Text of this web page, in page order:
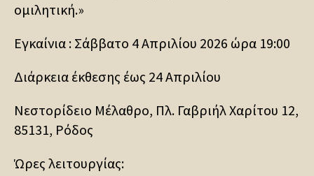
ομιλητική.»
Εγκαίνια : Σάββατο 4 Απριλίου 2026 ώρα 19:00
Διάρκεια έκθεσης έως 24 Απριλίου
Νεστορίδειο Μέλαθρο, Πλ. Γαβριήλ Χαρίτου 12,
85131, Ρόδος
Ώρες λειτουργίας: